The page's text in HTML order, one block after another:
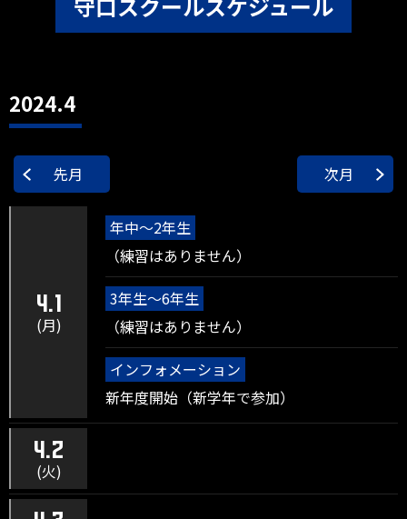
2024.4
先月 次月
4.1
(月)
年中～2年生
（練習はありません）
3年生～6年生
（練習はありません）
インフォメーション
新年度開始（新学年で参加）
4.2
(火)